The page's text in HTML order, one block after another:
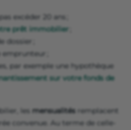
excéder 20 ans ;
prêt immobilier
dossier ;
emprunteur ;
par exemple une hypothèque
sur votre fonds de
les mensualités remplacent
convenue. Au terme de celle-